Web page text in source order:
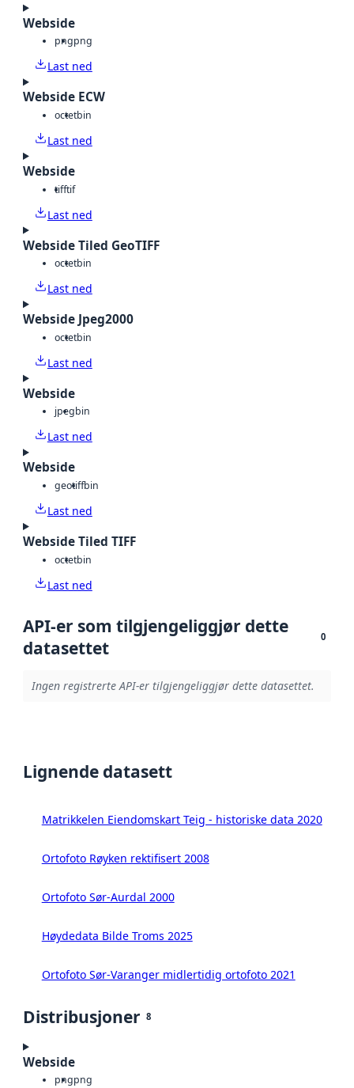
Webside
pngpng
Last ned
Webside ECW
octetbin
Last ned
Webside
tifftif
Last ned
Webside Tiled GeoTIFF
octetbin
Last ned
Webside Jpeg2000
octetbin
Last ned
Webside
jpegbin
Last ned
Webside
geotiffbin
Last ned
Webside Tiled TIFF
octetbin
Last ned
API-er som tilgjengeliggjør dette
datasettet
0
Ingen registrerte API-er tilgjengeliggjør dette datasettet.
Lignende datasett
Matrikkelen Eiendomskart Teig - historiske data 2020
Ortofoto Røyken rektifisert 2008
Ortofoto Sør-Aurdal 2000
Høydedata Bilde Troms 2025
Ortofoto Sør-Varanger midlertidig ortofoto 2021
Distribusjoner 8
Webside
pngpng